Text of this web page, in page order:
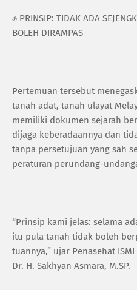
✊ PRINSIP: TIDAK ADA
BOLEH DIRAMPAS
Pertemuan tersebut
tanah adat, tanah ulayat
memiliki dokumen sejarah
dijaga keberadaannya dan
tanpa persetujuan yang sah
peraturan perundang-
“Prinsip kami jelas: selama
itu pula tanah tidak boleh
tuannya,” ujar Penasehat
Dr. H. Sakhyan Asmara, M.SP.